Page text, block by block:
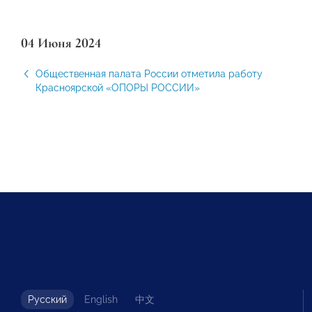
04 Июня 2024
Общественная палата России отметила работу
Красноярской «ОПОРЫ РОССИИ»
Русский English 中文